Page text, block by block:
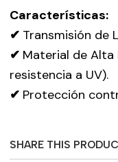
Características:
✔ Transmisión de
✔ Material de Alta
resistencia a UV).
✔ Protección
SHARE THIS